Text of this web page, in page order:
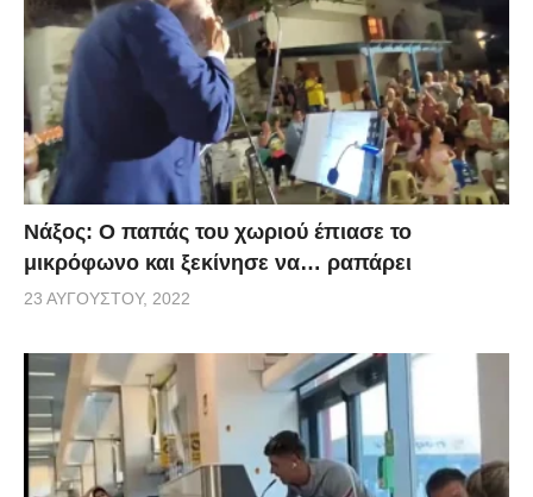
Νάξος: Ο παπάς του χωριού έπιασε το
μικρόφωνο και ξεκίνησε να… ραπάρει
23 ΑΥΓΟΎΣΤΟΥ, 2022